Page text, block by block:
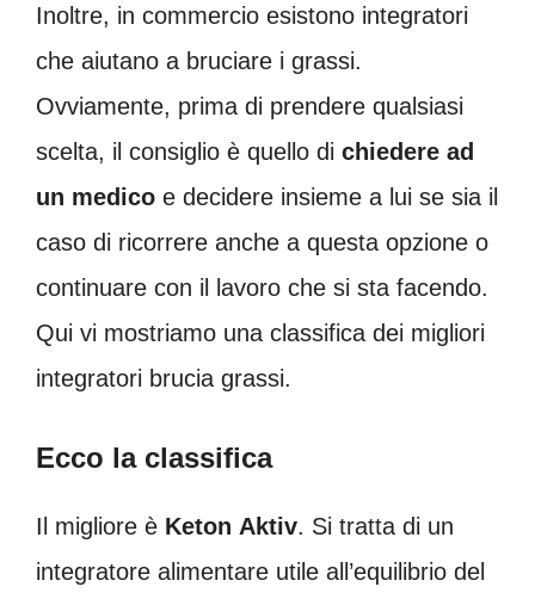
Inoltre, in commercio esistono integratori
che aiutano a bruciare i grassi.
Ovviamente, prima di prendere qualsiasi
scelta, il consiglio è quello di chiedere ad
un medico e decidere insieme a lui se sia il
caso di ricorrere anche a questa opzione o
continuare con il lavoro che si sta facendo.
Qui vi mostriamo una classifica dei migliori
integratori brucia grassi.
Ecco la classifica
Il migliore è Keton Aktiv. Si tratta di un
integratore alimentare utile all’equilibrio del